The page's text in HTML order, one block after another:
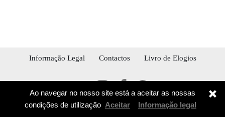
Informação Legal Contactos Livro de Elogios
© 2026 STETICAL BUSINESS
Ao navegar no nosso site está a aceitar as nossas
condições de utilização Aceitar Informação legal